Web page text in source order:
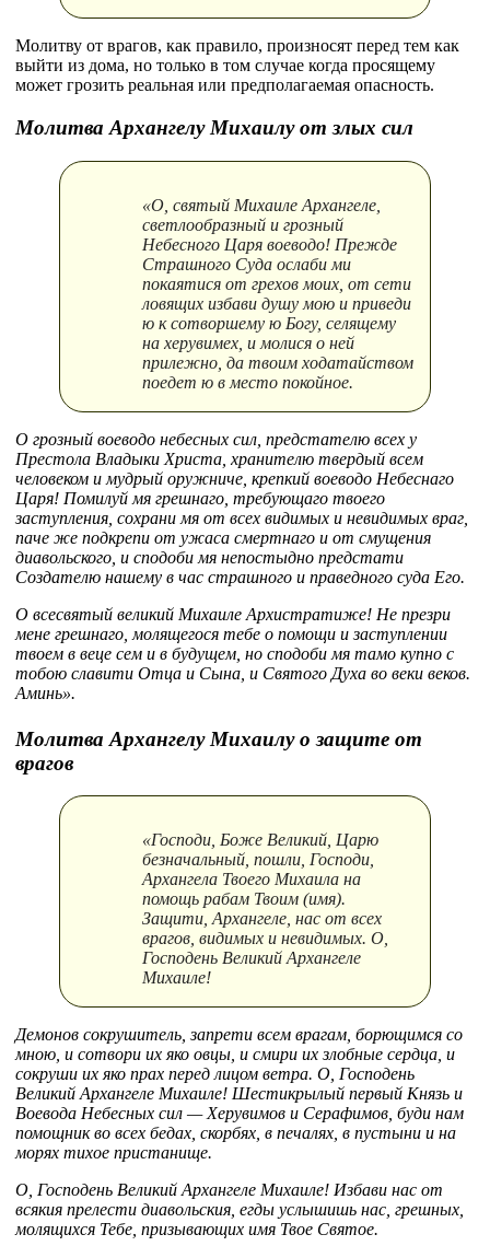
Молитву от врагов, как правило, произносят перед тем как
выйти из дома, но только в том случае когда просящему
может грозить реальная или предполагаемая опасность.
Молитва Архангелу Михаилу от злых сил
«О, святый Михаиле Архангеле,
светлообразный и грозный
Небесного Царя воеводо! Прежде
Страшного Суда ослаби ми
покаятися от грехов моих, от сети
ловящих избави душу мою и приведи
ю к сотворшему ю Богу, селящему
на херувимех, и молися о ней
прилежно, да твоим ходатайством
поедет ю в место покойное.
О грозный воеводо небесных сил, предстателю всех у
Престола Владыки Христа, хранителю твердый всем
человеком и мудрый оружниче, крепкий воеводо Небеснаго
Царя! Помилуй мя грешнаго, требующаго твоего
заступления, сохрани мя от всех видимых и невидимых враг,
паче же подкрепи от ужаса смертнаго и от смущения
диавольского, и сподоби мя непостыдно предстати
Создателю нашему в час страшного и праведного суда Его.
О всесвятый великий Михаиле Архистратиже! Не презри
мене грешнаго, молящегося тебе о помощи и заступлении
твоем в веце сем и в будущем, но сподоби мя тамо купно с
тобою славити Отца и Сына, и Святого Духа во веки веков.
Аминь».
Молитва Архангелу Михаилу о защите от
врагов
«Господи, Боже Великий, Царю
безначальный, пошли, Господи,
Архангела Твоего Михаила на
помощь рабам Твоим (имя).
Защити, Архангеле, нас от всех
врагов, видимых и невидимых. О,
Господень Великий Архангеле
Михаиле!
Демонов сокрушитель, запрети всем врагам, борющимся со
мною, и сотвори их яко овцы, и смири их злобные сердца, и
сокруши их яко прах перед лицом ветра. О, Господень
Великий Архангеле Михаиле! Шестикрылый первый Князь и
Воевода Небесных сил — Херувимов и Серафимов, буди нам
помощник во всех бедах, скорбях, в печалях, в пустыни и на
морях тихое пристанище.
О, Господень Великий Архангеле Михаиле! Избави нас от
всякия прелести диавольския, егды услышишь нас, грешных,
молящихся Тебе, призывающих имя Твое Святое.